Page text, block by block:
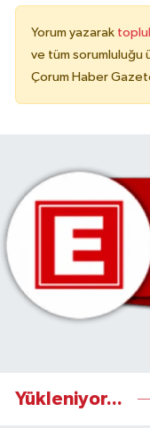
Yorum yazarak
ve tüm sorumluluğu
Çorum Haber
Yükleniyor...